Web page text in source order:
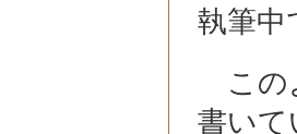
執筆中
この
書いて